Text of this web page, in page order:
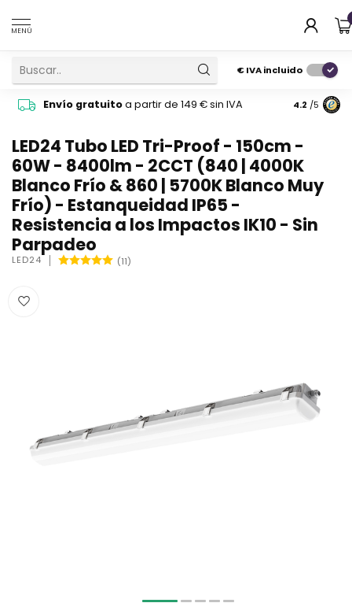
MENÚ
€IVA incluido
Envío gratuitoa partir de 149 € sin IVA Pide
4.2 /5
LED24 Tubo LED Tri-Proof - 150cm -
60W - 8400lm - 2CCT (840 | 4000K
Blanco Frío & 860 | 5700K Blanco Muy
Frío) - Estanqueidad IP65 -
Resistencia a los Impactos IK10 - Sin
Parpadeo
LED24 (11)